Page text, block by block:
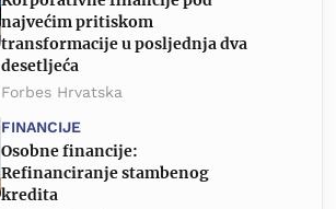
najvećim pritiskom
transformacije u posljednja dva
desetljeća
Forbes Hrvatska
FINANCIJE
Osobne financije:
Refinanciranje stambenog
kredita